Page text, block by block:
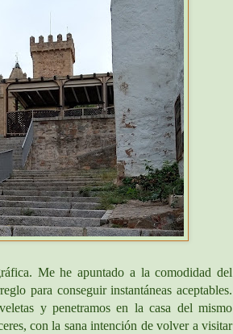
Me he apuntado a la comodidad del
para conseguir instantáneas aceptables.
y penetramos en la casa del mismo
con la sana intención de volver a visitar